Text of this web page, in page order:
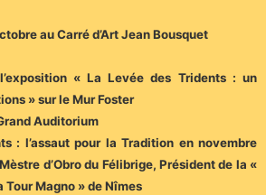
au Carré d’Art Jean Bousquet
« La Levée des Tridents : un
» sur le Mur Foster
Auditorium
: l’assaut pour la Tradition en novembre
d’Obro du Félibrige, Président de la «
Magno » de Nîmes